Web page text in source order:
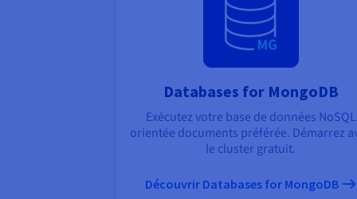
Databases for MongoDB
Exécutez votre base de données NoSQL
orientée documents préférée. Démarrez
le cluster gratuit.
Découvrir Databases for MongoDB